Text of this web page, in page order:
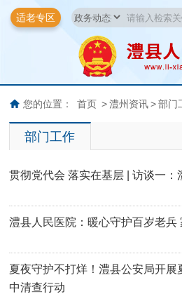
适老专区
您的位置： 首页 > 澧州资讯 > 部门
部门工作
贯彻党代会 落实在基层 | 访谈一：
澧县人民医院：暖心守护百岁老兵
夏夜守护不打烊！澧县公安局开展
中清查行动